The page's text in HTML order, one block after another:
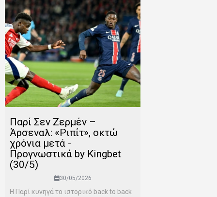
Παρί Σεν Ζερμέν –
Άρσεναλ: «Ριπίτ», οκτώ
χρόνια μετά -
Προγνωστικά by Kingbet
(30/5)
30/05/2026
Η Παρί κυνηγά το ιστορικό back to back